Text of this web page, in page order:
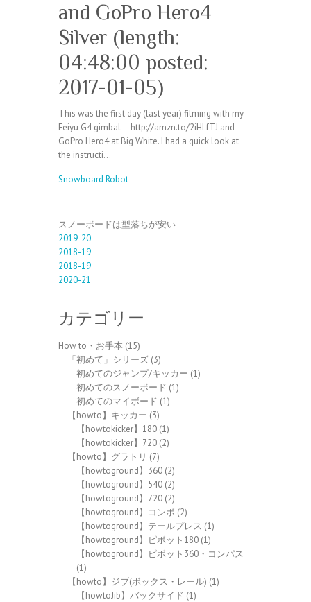
and GoPro Hero4
Silver (length:
04:48:00 posted:
2017-01-05)
This was the first day (last year) filming with my
Feiyu G4 gimbal – http://amzn.to/2iHLfTJ and
GoPro Hero4 at Big White. I had a quick look at
the instructi…
Snowboard Robot
スノーボードは型落ちが安い
2019-20
2018-19
2018-19
2020-21
カテゴリー
How to・お手本 (15)
「初めて」シリーズ (3)
初めてのジャンプ/キッカー (1)
初めてのスノーボード (1)
初めてのマイボード (1)
【howto】キッカー (3)
【howtokicker】180 (1)
【howtokicker】720 (2)
【howto】グラトリ (7)
【howtoground】360 (2)
【howtoground】540 (2)
【howtoground】720 (2)
【howtoground】コンボ (2)
【howtoground】テールプレス (1)
【howtoground】ピボット180 (1)
【howtoground】ピボット360・コンパス
(1)
【howto】ジブ(ボックス・レール) (1)
【howtoJib】バックサイド (1)